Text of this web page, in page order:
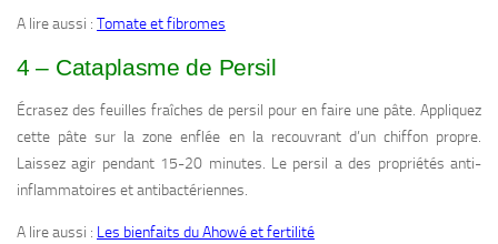
A lire aussi : Tomate et fibromes
4 – Cataplasme de Persil
Écrasez des feuilles fraîches de persil pour en faire une pâte. Appliquez
cette pâte sur la zone enflée en la recouvrant d’un chiffon propre.
Laissez agir pendant 15-20 minutes. Le persil a des propriétés anti-
inflammatoires et antibactériennes.
A lire aussi : Les bienfaits du Ahowé et fertilité